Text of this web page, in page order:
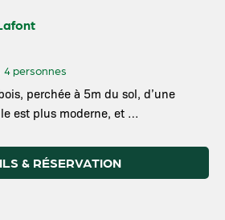
4 personnes
perchée à 5m du sol, d’une
est plus moderne, et …
& RÉSERVATION